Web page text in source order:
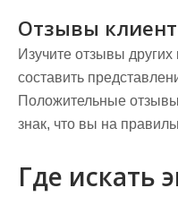
Отзывы
Изучите отзывы
составить
Положительные
знак, что вы на
Где искать